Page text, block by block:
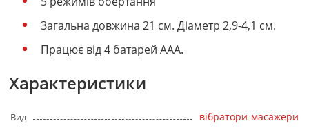
Загальна довжина 21 см. Діаметр 2,9-4,1 см.
Працює від 4 батарей ААА.
Характеристики
Вид вібратори-масажери